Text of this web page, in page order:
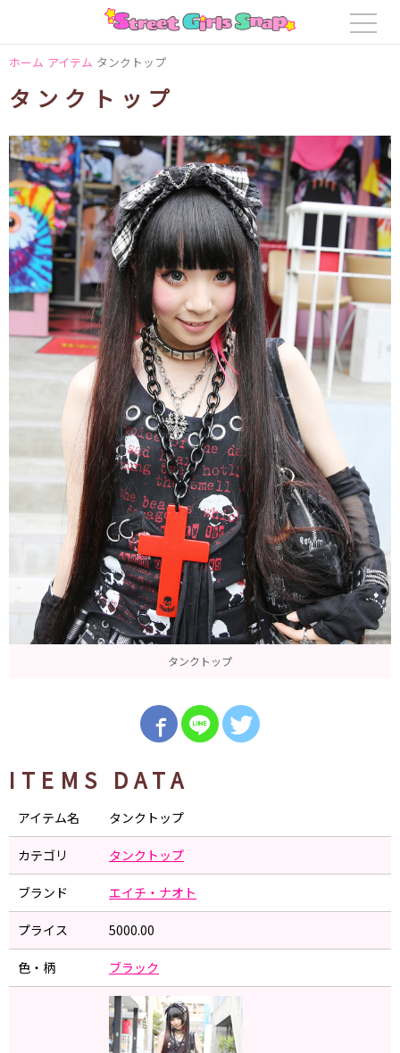
ホーム アイテム タンクトップ
タンクトップ
タンクトップ
ITEMS DATA
アイテム名 タンクトップ
カテゴリ タンクトップ
ブランド エイチ・ナオト
プライス 5000.00
色・柄 ブラック